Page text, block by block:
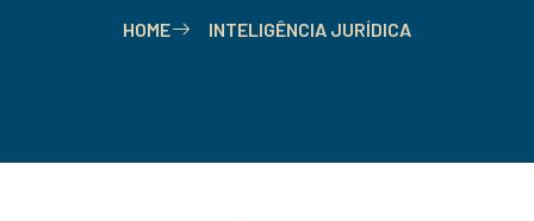
HOME INTELIGÊNCIA JURÍDICA